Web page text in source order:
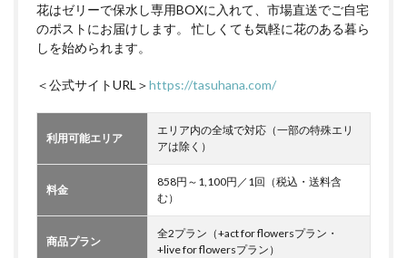
花はゼリーで保水し専用BOXに入れて、市場直送でご自宅
のポストにお届けします。 忙しくても気軽に花のある暮ら
しを始められます。
＜公式サイトURL＞https://tasuhana.com/
利用可能エリア
エリア内の全域で対応（一部の特殊エリ
アは除く）
料金
858円～1,100円／1回（税込・送料含
む）
商品プラン
全2プラン（+act for flowersプラン・
+live for flowersプラン）